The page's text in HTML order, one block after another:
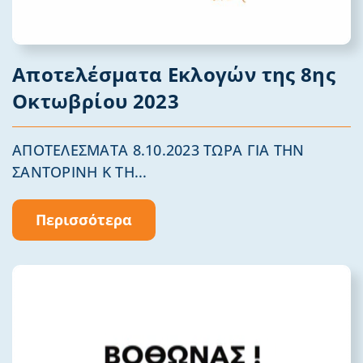
Αποτελέσματα Εκλογών της 8ης
Οκτωβρίου 2023
ΑΠΟΤΕΛΕΣΜΑΤΑ 8.10.2023 ΤΩΡΑ ΓΙΑ ΤΗΝ
ΣΑΝΤΟΡΙΝΗ Κ ΤΗ...
Περισσότερα